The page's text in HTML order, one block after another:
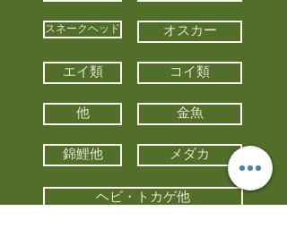
スネークヘッド オスカー
エイ類 コイ類
他 金魚
錦鯉他 メダカ
ヘビ・トカゲ他